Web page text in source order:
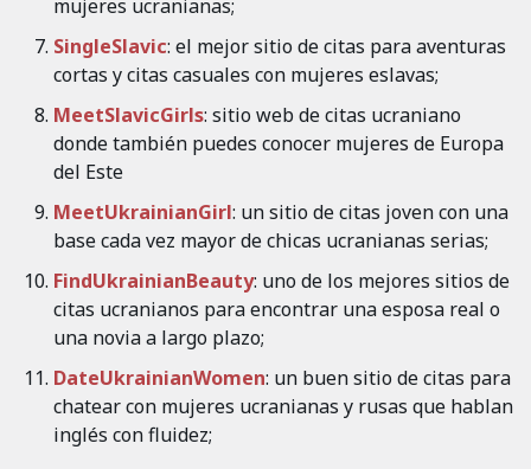
mujeres ucranianas;
SingleSlavic: el mejor sitio de citas para aventuras
cortas y citas casuales con mujeres eslavas;
MeetSlavicGirls: sitio web de citas ucraniano
donde también puedes conocer mujeres de Europa
del Este
MeetUkrainianGirl: un sitio de citas joven con una
base cada vez mayor de chicas ucranianas serias;
FindUkrainianBeauty: uno de los mejores sitios de
citas ucranianos para encontrar una esposa real o
una novia a largo plazo;
DateUkrainianWomen: un buen sitio de citas para
chatear con mujeres ucranianas y rusas que hablan
inglés con fluidez;